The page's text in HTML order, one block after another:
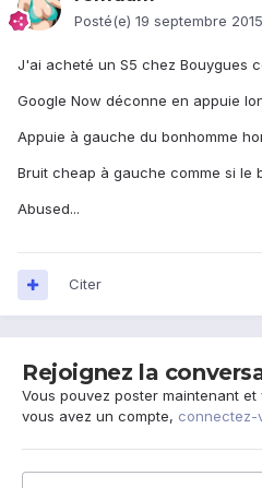
Posté(e) 19 septembre 2015
J'ai acheté un S5 chez Bouygues
Google Now déconne en appuie
Appuie à gauche du bonhomme
Bruit cheap à gauche comme si le
Abused...
Citer
Rejoignez la
Vous pouvez poster maintenant
vous avez un compte, connectez-